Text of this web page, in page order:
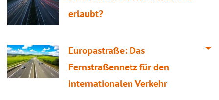
erlaubt?
Europastraße: Das
Fernstraßennetz für den
internationalen Verkehr